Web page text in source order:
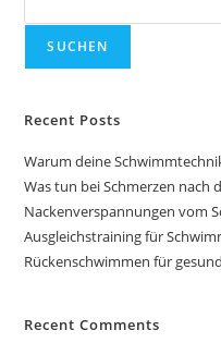
SUCHEN
Recent Posts
Warum deine
Was tun bei Schmerzen nach
Nackenverspannungen vom
Ausgleichstraining für
Rückenschwimmen für
Recent Comments